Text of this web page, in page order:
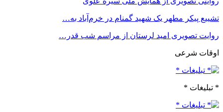
تشییع پیکر مطهر یک شهید گمنام در خرم‌آباد به…
روایت تصویری امید لرستان از مراسم شب قدر…
اوقات شرعی
* تبلیغات *